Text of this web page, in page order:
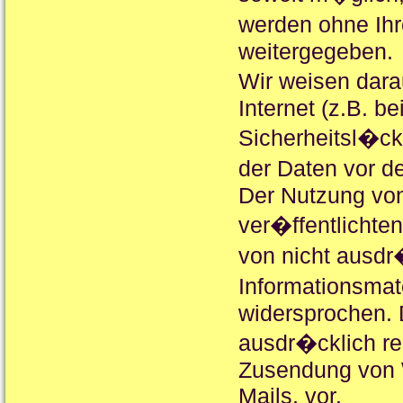
werden ohne
weitergegeben.
Wir weisen
Internet (z.B.
der Daten vor
Der Nutzung
von nicht
widersprochen.
ausdr�cklich
Zusendung von
Mails, vor.